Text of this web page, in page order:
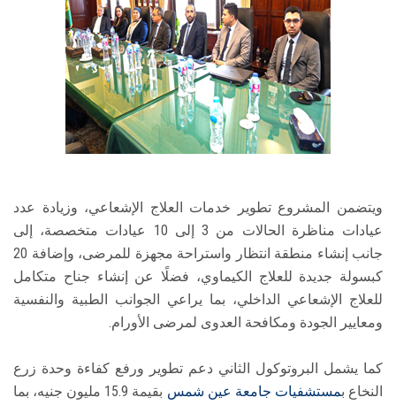
ويتضمن المشروع تطوير خدمات العلاج الإشعاعي، وزيادة عدد
عيادات مناظرة الحالات من 3 إلى 10 عيادات متخصصة، إلى
جانب إنشاء منطقة انتظار واستراحة مجهزة للمرضى، وإضافة 20
كبسولة جديدة للعلاج الكيماوي، فضلًا عن إنشاء جناح متكامل
للعلاج الإشعاعي الداخلي، بما يراعي الجوانب الطبية والنفسية
ومعايير الجودة ومكافحة العدوى لمرضى الأورام.
كما يشمل البروتوكول الثاني دعم تطوير ورفع كفاءة وحدة زرع
النخاع بمستشفيات جامعة عين شمس
بقيمة 15.9 مليون جنيه، بما